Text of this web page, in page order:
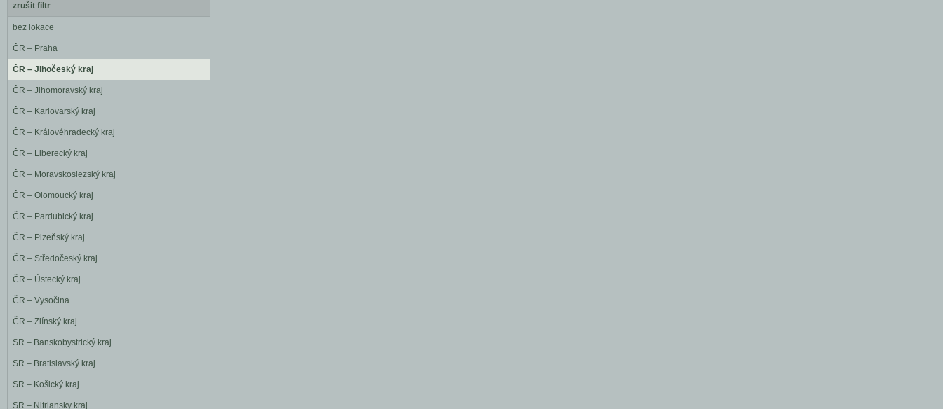
zrušit filtr
bez lokace
ČR – Praha
ČR – Jihočeský kraj
ČR – Jihomoravský kraj
ČR – Karlovarský kraj
ČR – Královéhradecký kraj
ČR – Liberecký kraj
ČR – Moravskoslezský kraj
ČR – Olomoucký kraj
ČR – Pardubický kraj
ČR – Plzeňský kraj
ČR – Středočeský kraj
ČR – Ústecký kraj
ČR – Vysočina
ČR – Zlínský kraj
SR – Banskobystrický kraj
SR – Bratislavský kraj
SR – Košický kraj
SR – Nitriansky kraj